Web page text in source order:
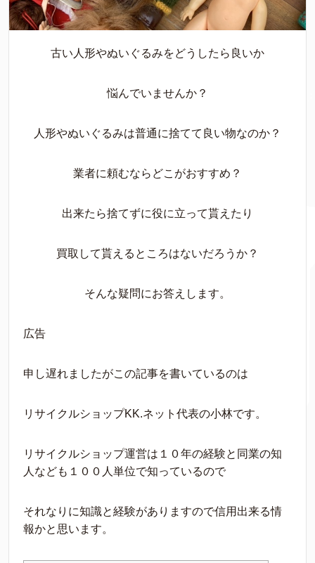
古い人形やぬいぐるみをどうしたら良いか
悩んでいませんか？
人形やぬいぐるみは普通に捨てて良い物なのか？
業者に頼むならどこがおすすめ？
出来たら捨てずに役に立って貰えたり
買取して貰えるところはないだろうか？
そんな疑問にお答えします。
広告
申し遅れましたがこの記事を書いているのは
リサイクルショップKK.ネット代表の小林です。
リサイクルショップ運営は１０年の経験と同業の知
人なども１００人単位で知っているので
それなりに知識と経験がありますので信用出来る情
報かと思います。